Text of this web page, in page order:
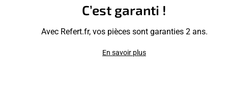
C’est garanti !
Avec Refert.fr, vos pièces sont garanties 2 ans.
En savoir plus